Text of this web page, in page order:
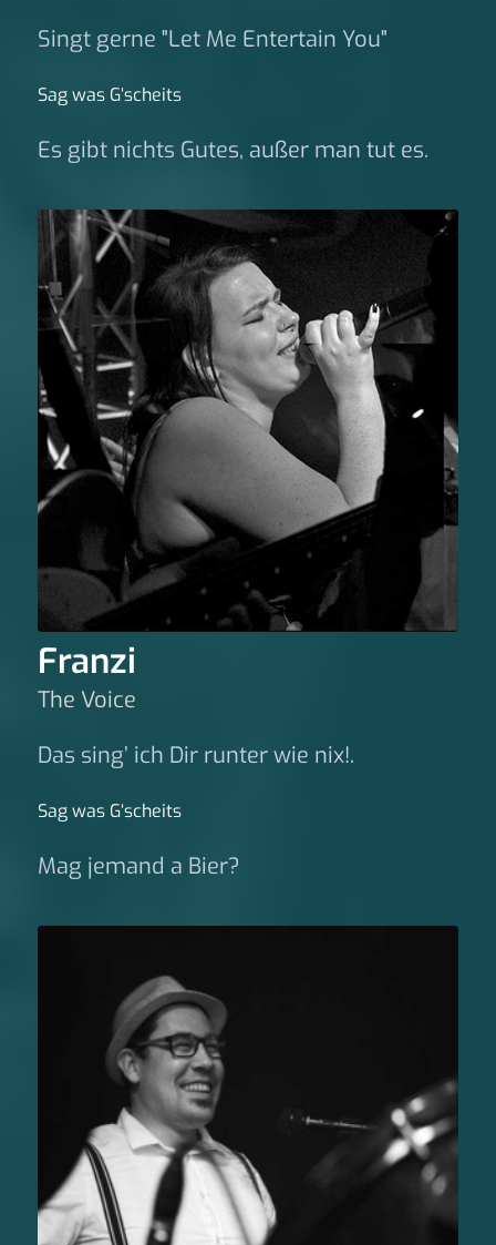
Singt gerne "Let Me Entertain You"
Sag was G‘scheits
Es gibt nichts Gutes, außer man tut es.
Franzi
The Voice
Das sing’ ich Dir runter wie nix!.
Sag was G‘scheits
Mag jemand a Bier?